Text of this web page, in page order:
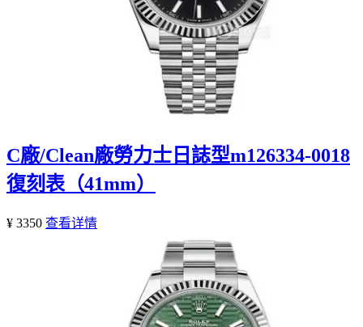
C廠/Clean廠勞力士日誌型m126334-0018
復刻表（41mm）
¥ 3350 查看详情